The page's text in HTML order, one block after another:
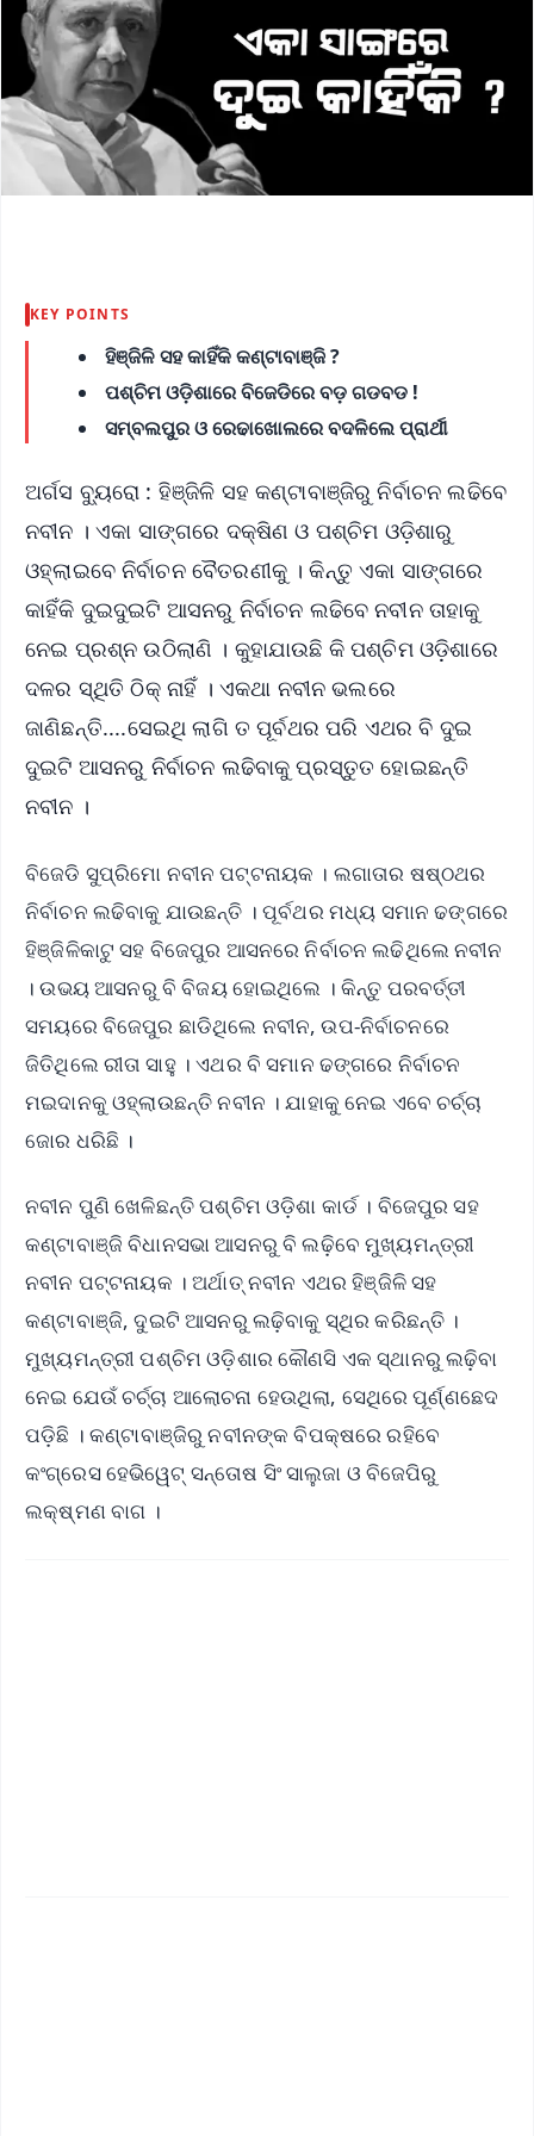
KEY POINTS
ହିଞ୍ଜିଳି ସହ କାହିଁକି କଣ୍ଟାବାଞ୍ଜି ?
ପଶ୍ଚିମ ଓଡ଼ିଶାରେ ବିଜେଡିରେ ବଡ଼ ଗଡବଡ !
ସମ୍ବଲପୁର ଓ ରେଢାଖୋଲରେ ବଦଳିଲେ ପ୍ରାର୍ଥୀ
ଅର୍ଗସ ବ୍ୟୁରୋ : ହିଞ୍ଜିଳି ସହ କଣ୍ଟାବାଞ୍ଜିରୁ ନିର୍ବାଚନ ଲଢିବେ
ନବୀନ । ଏକା ସାଙ୍ଗରେ ଦକ୍ଷିଣ ଓ ପଶ୍ଚିମ ଓଡ଼ିଶାରୁ
ଓହ୍ଲାଇବେ ନିର୍ବାଚନ ବୈତରଣୀକୁ । କିନ୍ତୁ ଏକା ସାଙ୍ଗରେ
କାହିଁକି ଦୁଇଦୁଇଟି ଆସନରୁ ନିର୍ବାଚନ ଲଢିବେ ନବୀନ ତାହାକୁ
ନେଇ ପ୍ରଶ୍ନ ଉଠିଲାଣି । କୁହାଯାଉଛି କି ପଶ୍ଚିମ ଓଡ଼ିଶାରେ
ଦଳର ସ୍ଥିତି ଠିକ୍‌ ନାହିଁ । ଏକଥା ନବୀନ ଭଲରେ
ଜାଣିଛନ୍ତି....ସେଇଥି ଲାଗି ତ ପୂର୍ବଥର ପରି ଏଥର ବି ଦୁଇ
ଦୁଇଟି ଆସନରୁ ନିର୍ବାଚନ ଲଢିବାକୁ ପ୍ରସ୍ତୁତ ହୋଇଛନ୍ତି
ନବୀନ ।
ବିଜେଡି ସୁପ୍ରିମୋ ନବୀନ ପଟ୍ଟନାୟକ । ଲଗାତାର ଷଷ୍ଠଥର
ନିର୍ବାଚନ ଲଢିବାକୁ ଯାଉଛନ୍ତି । ପୂର୍ବଥର ମଧ୍ୟ ସମାନ ଢଙ୍ଗରେ
ହିଞ୍ଜିଳିକାଟୁ ସହ ବିଜେପୁର ଆସନରେ ନିର୍ବାଚନ ଲଢିଥିଲେ ନବୀନ
। ଉଭୟ ଆସନରୁ ବି ବିଜୟ ହୋଇଥିଲେ । କିନ୍ତୁ ପରବର୍ତ୍ତୀ
ସମୟରେ ବିଜେପୁର ଛାଡିଥିଲେ ନବୀନ, ଉପ-ନିର୍ବାଚନରେ
ଜିତିଥିଲେ ରୀତା ସାହୁ । ଏଥର ବି ସମାନ ଢଙ୍ଗରେ ନିର୍ବାଚନ
ମଇଦାନକୁ ଓହ୍ଲାଉଛନ୍ତି ନବୀନ । ଯାହାକୁ ନେଇ ଏବେ ଚର୍ଚ୍ଚା
ଜୋର ଧରିଛି ।
ନବୀନ ପୁଣି ଖେଳିଛନ୍ତି ପଶ୍ଚିମ ଓଡ଼ିଶା କାର୍ଡ । ବିଜେପୁର ସହ
କଣ୍ଟାବାଞ୍ଜି ବିଧାନସଭା ଆସନରୁ ବି ଲଢ଼ିବେ ମୁଖ୍ୟମନ୍ତ୍ରୀ
ନବୀନ ପଟ୍ଟନାୟକ । ଅର୍ଥାତ୍ ନବୀନ ଏଥର ହିଞ୍ଜିଳି ସହ
କଣ୍ଟାବାଞ୍ଜି, ଦୁଇଟି ଆସନରୁ ଲଢ଼ିବାକୁ ସ୍ଥିର କରିଛନ୍ତି ।
ମୁଖ୍ୟମନ୍ତ୍ରୀ ପଶ୍ଚିମ ଓଡ଼ିଶାର କୌଣସି ଏକ ସ୍ଥାନରୁ ଲଢ଼ିବା
ନେଇ ଯେଉଁ ଚର୍ଚ୍ଚା ଆଲୋଚନା ହେଉଥିଲା, ସେଥିରେ ପୂର୍ଣ୍ଣଛେଦ
ପଡ଼ିଛି । କଣ୍ଟାବାଞ୍ଜିରୁ ନବୀନଙ୍କ ବିପକ୍ଷରେ ରହିବେ
କଂଗ୍ରେସ ହେଭିୱେଟ୍ ସନ୍ତୋଷ ସିଂ ସାଲୁଜା ଓ ବିଜେପିରୁ
ଲକ୍ଷ୍ମଣ ବାଗ ।